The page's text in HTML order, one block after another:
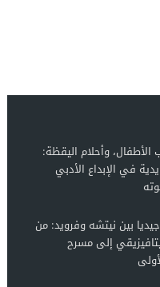
الأطفال، وأحلام اليقظة:
في الإبداع الأدبي
بين نيتشه وفرويد: من
إلى مسرح